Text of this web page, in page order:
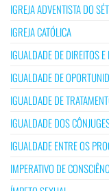
IGREJA ADVENTISTA DO
IGREJA CATÓLICA
IGUALDADE DE DIREITOS E
IGUALDADE DE
IGUALDADE DE
IGUALDADE DOS
IGUALDADE ENTRE OS
IMPERATIVO DE